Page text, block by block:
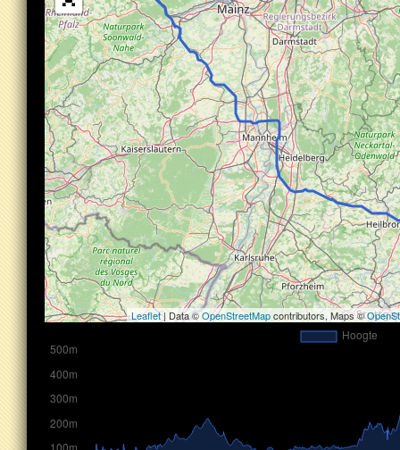
Leaflet| Data ©OpenStreetMapcontributors, Maps ©